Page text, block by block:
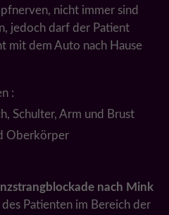
nicht immer sind
jedoch darf der Patient
mit dem Auto nach Hause
:
Schulter, Arm und Brust
Oberkörper
nach Mink
des Patienten im Bereich der